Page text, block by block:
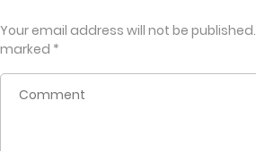
Your email address will not be published.
marked *